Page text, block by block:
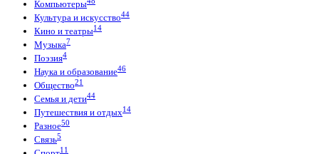
Компьютеры
Культура и искусство44
Кино и театры14
Музыка7
Поэзия4
Наука и образование46
Общество21
Семья и дети44
Путешествия и отдых14
Разное50
Связь5
11